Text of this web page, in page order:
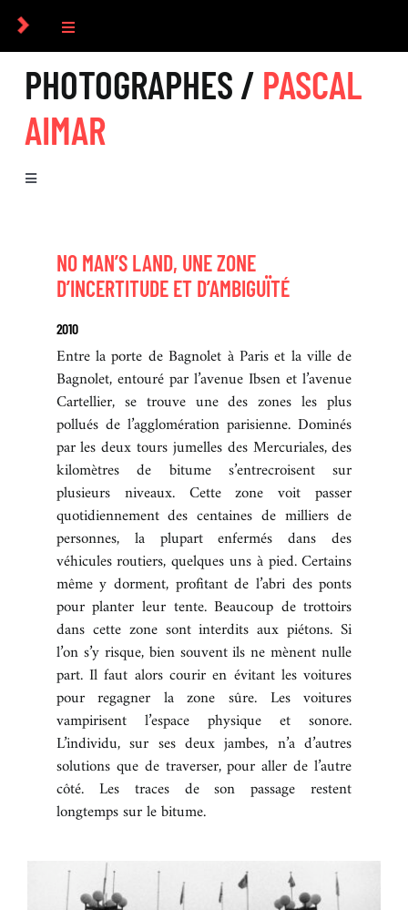
Passer
contenu
Toggle
Navigation
COLLECTIF
PHOTOGRAPHES
CULTUREL
RECHERCHE D’IMAGES
BOUTIQUE
CONTACT
PHOTOGRAPHES / PASCAL
AIMAR
Toggle
NO MAN’S LAND, UNE ZONE
D’INCERTITUDE ET D’AMBIGUÏTÉ
2010
Entre la porte de Bagnolet à Paris et la ville de
Bagnolet, entouré par l’avenue Ibsen et l’avenue
Cartellier, se trouve une des zones les plus
pollués de l’agglomération parisienne. Dominés
par les deux tours jumelles des Mercuriales, des
kilomètres de bitume s’entrecroisent sur
plusieurs niveaux. Cette zone voit passer
quotidiennement des centaines de milliers de
personnes, la plupart enfermés dans des
véhicules routiers, quelques uns à pied. Certains
même y dorment, profitant de l’abri des ponts
pour planter leur tente. Beaucoup de trottoirs
dans cette zone sont interdits aux piétons. Si
l’on s’y risque, bien souvent ils ne mènent nulle
part. Il faut alors courir en évitant les voitures
pour regagner la zone sûre. Les voitures
vampirisent l’espace physique et sonore.
L’individu, sur ses deux jambes, n’a d’autres
solutions que de traverser, pour aller de l’autre
côté. Les traces de son passage restent
longtemps sur le bitume.